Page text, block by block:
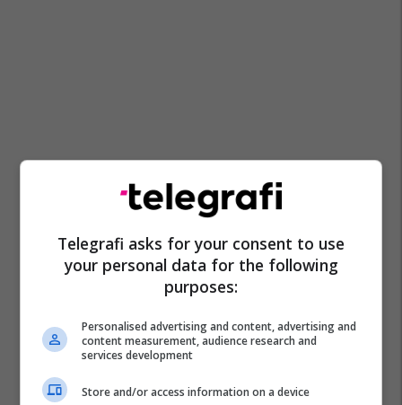
Telegrafi asks for your consent to use
your personal data for the following
purposes:
Personalised advertising and content, advertising and
content measurement, audience research and
services development
Store and/or access information on a device